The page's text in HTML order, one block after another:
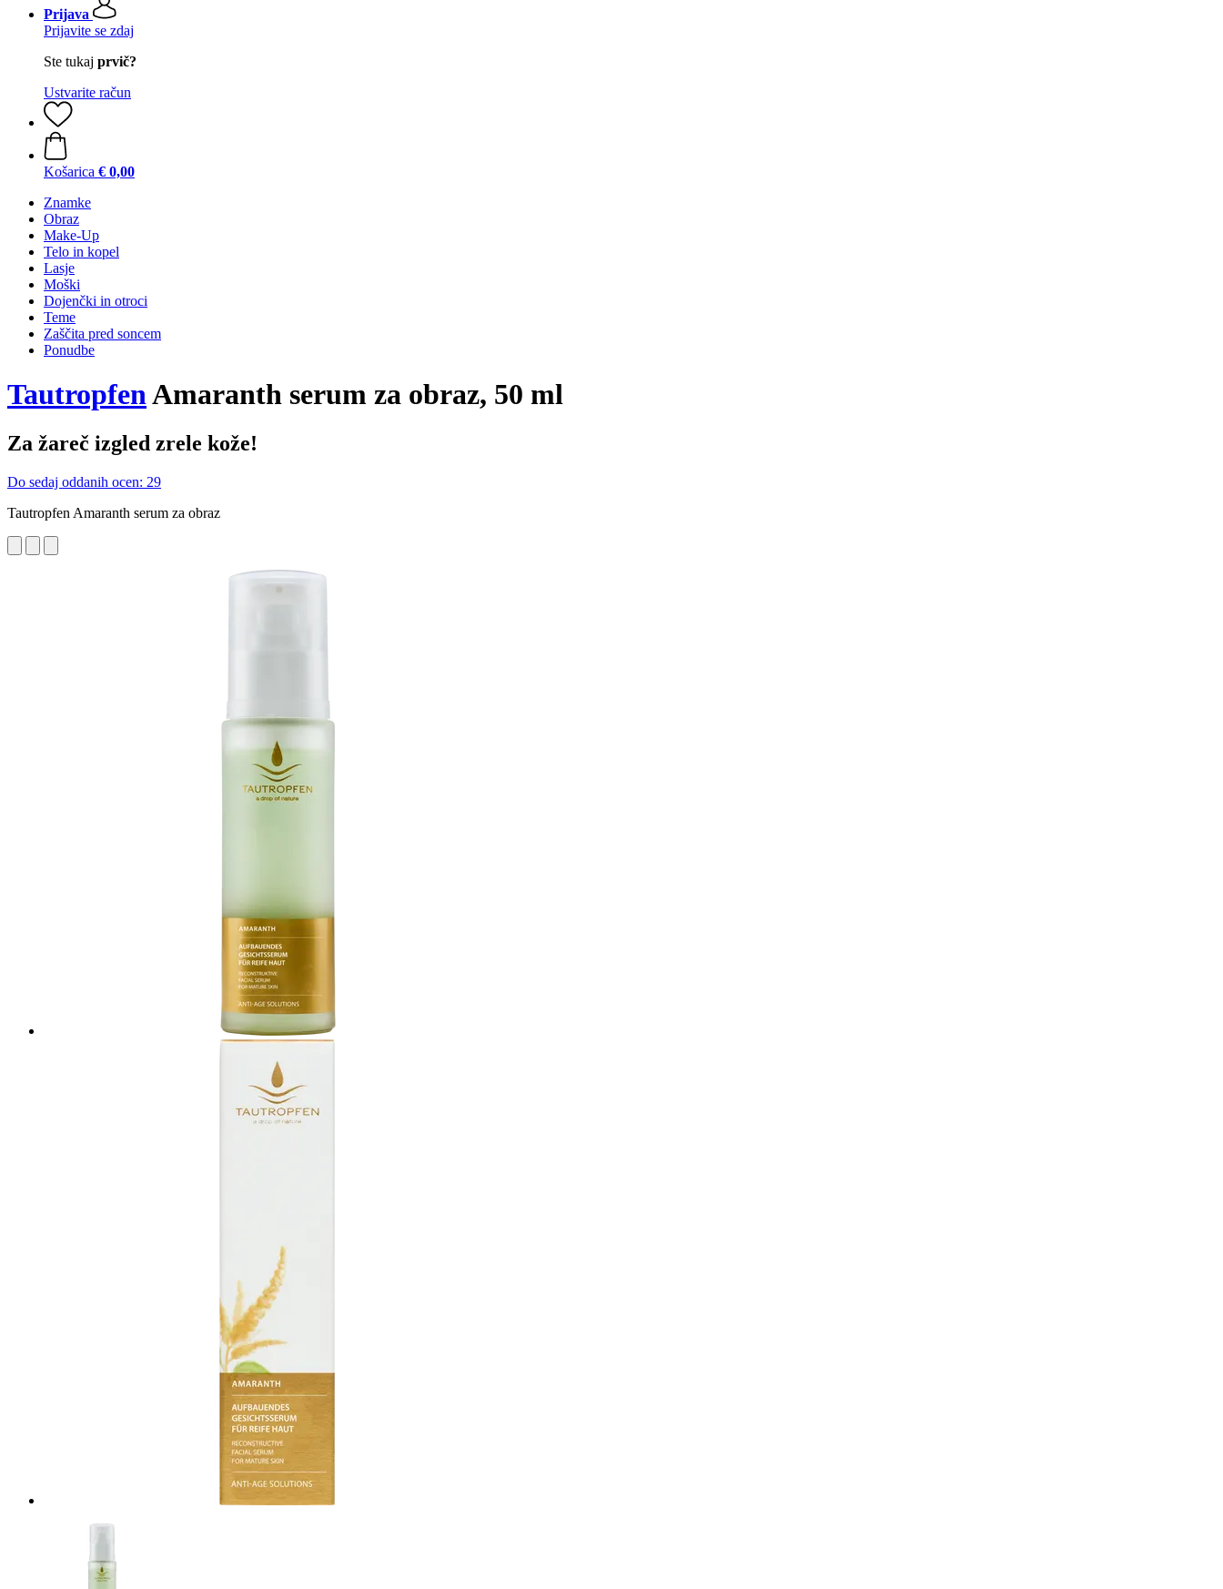
Prijava
Prijavite se zdaj
Ste tukaj prvič?
Ustvarite račun
Košarica € 0,00
Znamke
Obraz
Make-Up
Telo in kopel
Lasje
Moški
Dojenčki in otroci
Teme
Zaščita pred soncem
Ponudbe
TautropfenAmaranth serum za obraz, 50 ml
Za žareč izgled zrele kože!
Do sedaj oddanih ocen: 29
Tautropfen Amaranth serum za obraz